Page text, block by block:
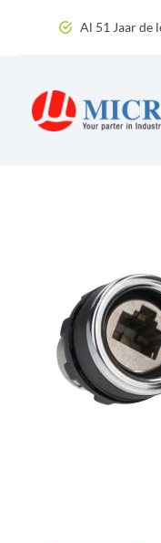
inhoud
Al 51 Jaar de